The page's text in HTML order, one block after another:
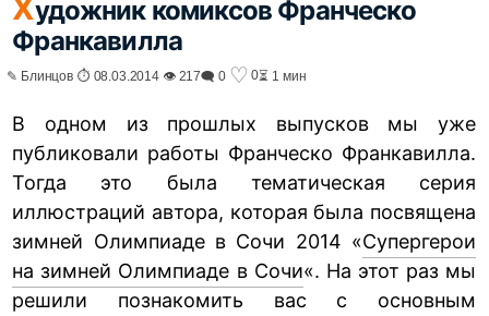
Художник комиксов Франческо
Франкавилла
✎ Блинцов ⏱ 08.03.2014 👁 217🗨 0 ♡ 0⏳ 1 мин
В одном из прошлых выпусков мы уже
публиковали работы Франческо Франкавилла.
Тогда это была тематическая серия
иллюстраций автора, которая была посвящена
зимней Олимпиаде в Сочи 2014 «Супергерои
на зимней Олимпиаде в Сочи«. На этот раз мы
решили познакомить вас с основным